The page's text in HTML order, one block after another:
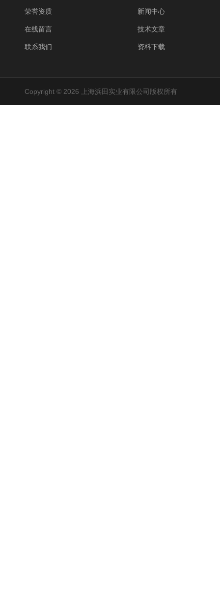
荣誉资质
在线留言
联系我们
新闻中心
技术文章
资料下载
Copyright © 2026 上海浜田实业有限公司版权所有